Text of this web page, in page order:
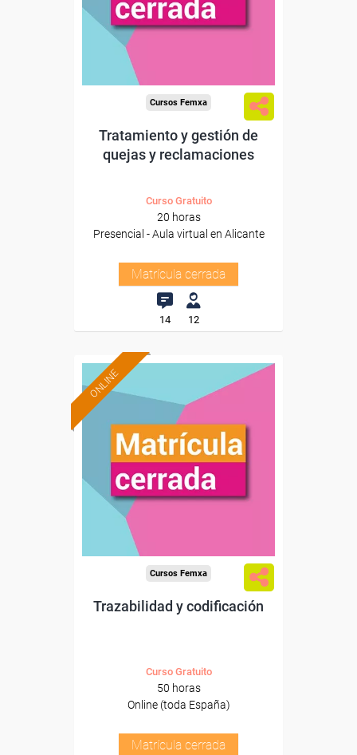
Cursos Femxa
Tratamiento y gestión de
quejas y reclamaciones
Curso Gratuito
20 horas
Presencial - Aula virtual en Alicante
Matrícula cerrada
14 12
ONLINE
Cursos Femxa
Trazabilidad y codificación
Curso Gratuito
50 horas
Online (toda España)
Matrícula cerrada